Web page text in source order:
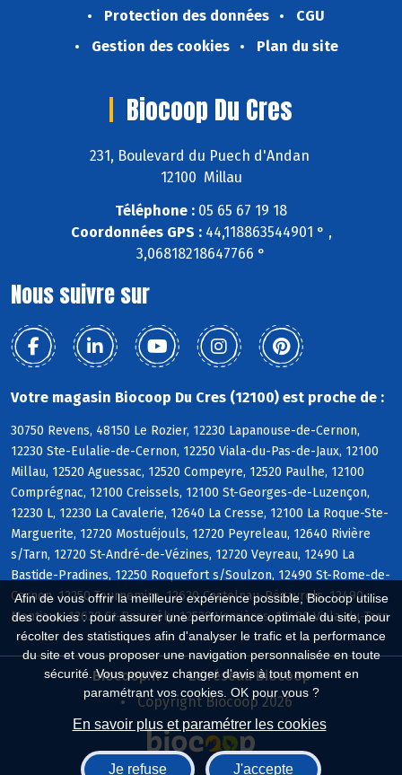
Afin de vous offrir la meilleure expérience possible, Biocoop utilise
des cookies : pour assurer une performance optimale du site, pour
récolter des statistiques afin d'analyser le trafic et la performance
du site et vous proposer une navigation personnalisée en toute
sécurité. Vous pouvez changer d'avis à tout moment en
paramétrant vos cookies. OK pour vous ?
En savoir plus et paramétrer les cookies
Je refuse J'accepte
Protection des données
CGU
Gestion des cookies
Plan du site
Biocoop Du Cres
231, Boulevard du Puech d'Andan
12100 Millau
Téléphone : 05 65 67 19 18
Coordonnées GPS :44,118863544901 ° ,
3,06818218647766 °
Nous suivre sur
Votre magasin Biocoop Du Cres (12100) est proche de :
30750 Revens, 48150 Le Rozier, 12230 Lapanouse-de-Cernon,
12230 Ste-Eulalie-de-Cernon, 12250 Viala-du-Pas-de-Jaux, 12100
Millau, 12520 Aguessac, 12520 Compeyre, 12520 Paulhe, 12100
Comprégnac, 12100 Creissels, 12100 St-Georges-de-Luzençon,
12230 L, 12230 La Cavalerie, 12640 La Cresse, 12100 La Roque-Ste-
Marguerite, 12720 Mostuéjouls, 12720 Peyreleau, 12640 Rivière
s/Tarn, 12720 St-André-de-Vézines, 12720 Veyreau, 12490 La
Bastide-Pradines, 12250 Roquefort s/Soulzon, 12490 St-Rome-de-
Cernon, 12250 Tournemire, 12620 Castelnau-Pégayrols, 12490
Montjaux, 12620 St-Beauzély, 12520 Verrières, 12490 Viala-du-Tarn
Biocoop.fr
Le réseau Biocoop
Copyright Biocoop 2026